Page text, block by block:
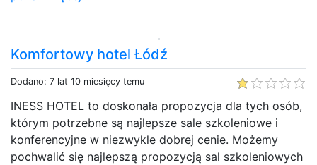
Komfortowy hotel Łódź
Dodano: 7 lat 10 miesięcy temu
INESS HOTEL to doskonała propozycja dla tych osób,
którym potrzebne są najlepsze sale szkoleniowe i
konferencyjne w niezwykle dobrej cenie. Możemy
pochwalić się najlepszą propozycją sal szkoleniowych